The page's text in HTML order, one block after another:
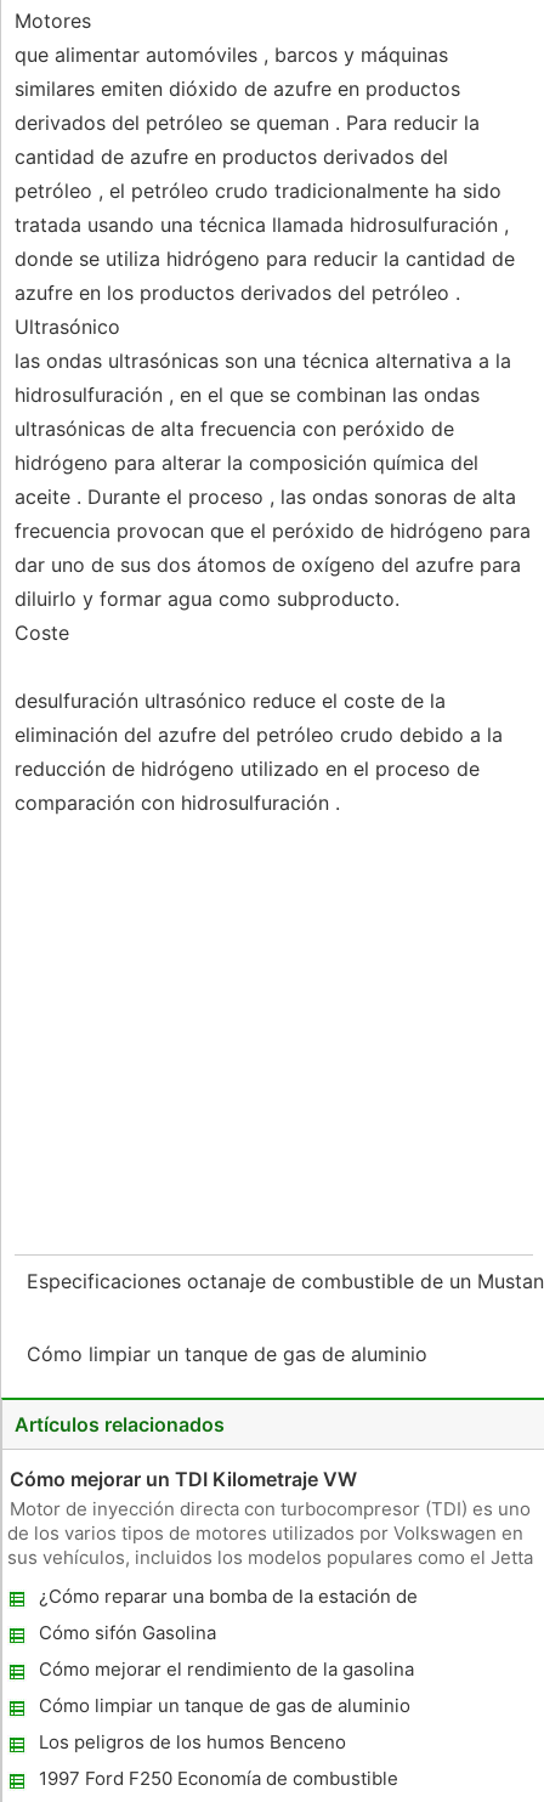
Motores
que alimentar automóviles , barcos y máquinas
similares emiten dióxido de azufre en productos
derivados del petróleo se queman . Para reducir la
cantidad de azufre en productos derivados del
petróleo , el petróleo crudo tradicionalmente ha sido
tratada usando una técnica llamada hidrosulfuración ,
donde se utiliza hidrógeno para reducir la cantidad de
azufre en los productos derivados del petróleo .
Ultrasónico
las ondas ultrasónicas son una técnica alternativa a la
hidrosulfuración , en el que se combinan las ondas
ultrasónicas de alta frecuencia con peróxido de
hidrógeno para alterar la composición química del
aceite . Durante el proceso , las ondas sonoras de alta
frecuencia provocan que el peróxido de hidrógeno para
dar uno de sus dos átomos de oxígeno del azufre para
diluirlo y formar agua como subproducto.
Coste
desulfuración ultrasónico reduce el coste de la
eliminación del azufre del petróleo crudo debido a la
reducción de hidrógeno utilizado en el proceso de
comparación con hidrosulfuración .
Especificaciones octanaje de combustible de un
Cómo limpiar un tanque de gas de aluminio
Artículos relacionados
Cómo mejorar un TDI Kilometraje VW
Motor de inyección directa con turbocompresor (TDI) es uno
de los varios tipos de motores utilizados por Volkswagen en
sus vehículos, incluidos los modelos populares como el Jetta
homólogos, que funcionan con gasolina. Sea cual sea la ma
¿Cómo reparar una bomba de la estación de
gas
Cómo sifón Gasolina
Cómo mejorar el rendimiento de la gasolina
en un Suzuki Sidekick
Cómo limpiar un tanque de gas de aluminio
Los peligros de los humos Benceno
1997 Ford F250 Economía de combustible